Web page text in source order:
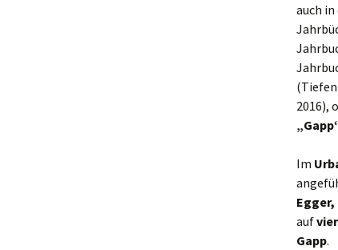
auch
2016),
Im
auf
Gapp.